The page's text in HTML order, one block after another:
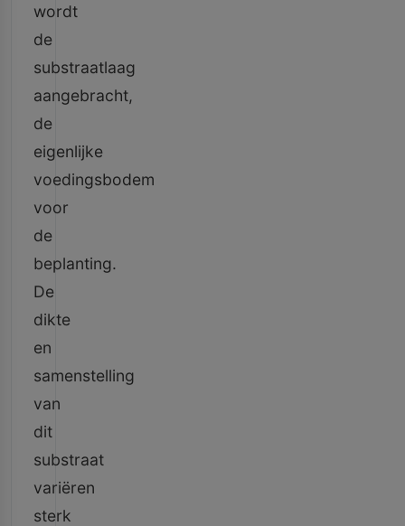
wordt
de
substraatlaag
aangebracht,
de
eigenlijke
voedingsbodem
voor
de
beplanting.
De
dikte
en
samenstelling
van
dit
substraat
variëren
sterk